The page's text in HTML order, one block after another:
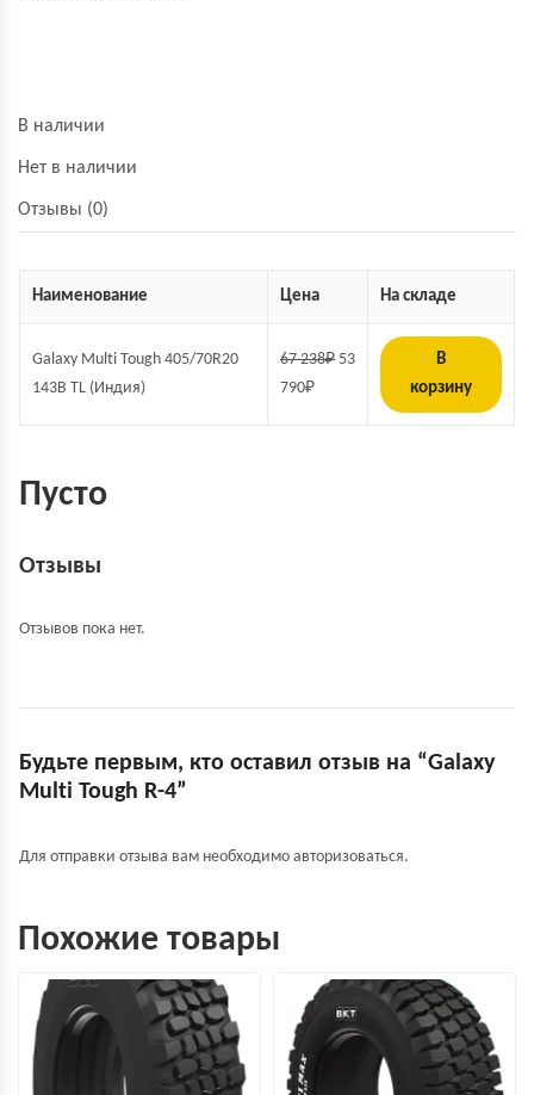
В наличии
Нет в наличии
Отзывы (0)
Наименование Цена На складе
Galaxy Multi Tough 405/70R20
143B TL (Индия)
67 238₽ 53
790₽
В
корзину
Пусто
Отзывы
Отзывов пока нет.
Будьте первым, кто оставил отзыв на “Galaxy
Multi Tough R-4”
Для отправки отзыва вам необходимо авторизоваться.
Похожие товары